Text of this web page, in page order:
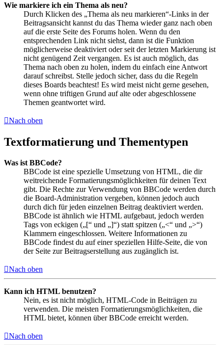
Wie markiere ich ein Thema als neu?
Durch Klicken des „Thema als neu markieren“-Links in der
Beitragsansicht kannst du das Thema wieder ganz nach oben
auf die erste Seite des Forums holen. Wenn du den
entsprechenden Link nicht siehst, dann ist die Funktion
möglicherweise deaktiviert oder seit der letzten Markierung ist
nicht genügend Zeit vergangen. Es ist auch möglich, das
Thema nach oben zu holen, indem du einfach eine Antwort
darauf schreibst. Stelle jedoch sicher, dass du die Regeln
dieses Boards beachtest! Es wird meist nicht gerne gesehen,
wenn ohne triftigen Grund auf alte oder abgeschlossene
Themen geantwortet wird.
Nach oben
Textformatierung und Thementypen
Was ist BBCode?
BBCode ist eine spezielle Umsetzung von HTML, die dir
weitreichende Formatierungsmöglichkeiten für deinen Text
gibt. Die Rechte zur Verwendung von BBCode werden durch
die Board-Administration vergeben, können jedoch auch
durch dich für jeden einzelnen Beitrag deaktiviert werden.
BBCode ist ähnlich wie HTML aufgebaut, jedoch werden
Tags von eckigen („[“ und „]“) statt spitzen („<“ und „>“)
Klammern eingeschlossen. Weitere Informationen zu
BBCode findest du auf einer speziellen Hilfe-Seite, die von
der Seite zur Beitragserstellung aus zugänglich ist.
Nach oben
Kann ich HTML benutzen?
Nein, es ist nicht möglich, HTML-Code in Beiträgen zu
verwenden. Die meisten Formatierungsmöglichkeiten, die
HTML bietet, können über BBCode erreicht werden.
Nach oben